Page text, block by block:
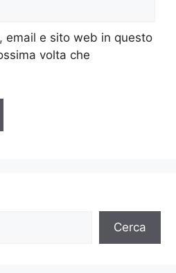
email e sito web in questo
volta che
Cerca